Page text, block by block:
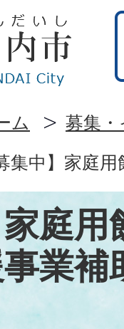
ム 募集
集中】家庭
家庭
業補